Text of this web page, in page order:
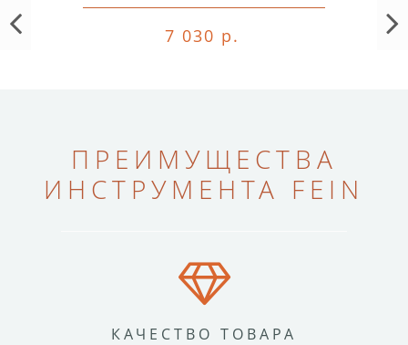
7 030 р.
ПРЕИМУЩЕСТВА
ИНСТРУМЕНТА FEIN
КАЧЕСТВО ТОВАРА